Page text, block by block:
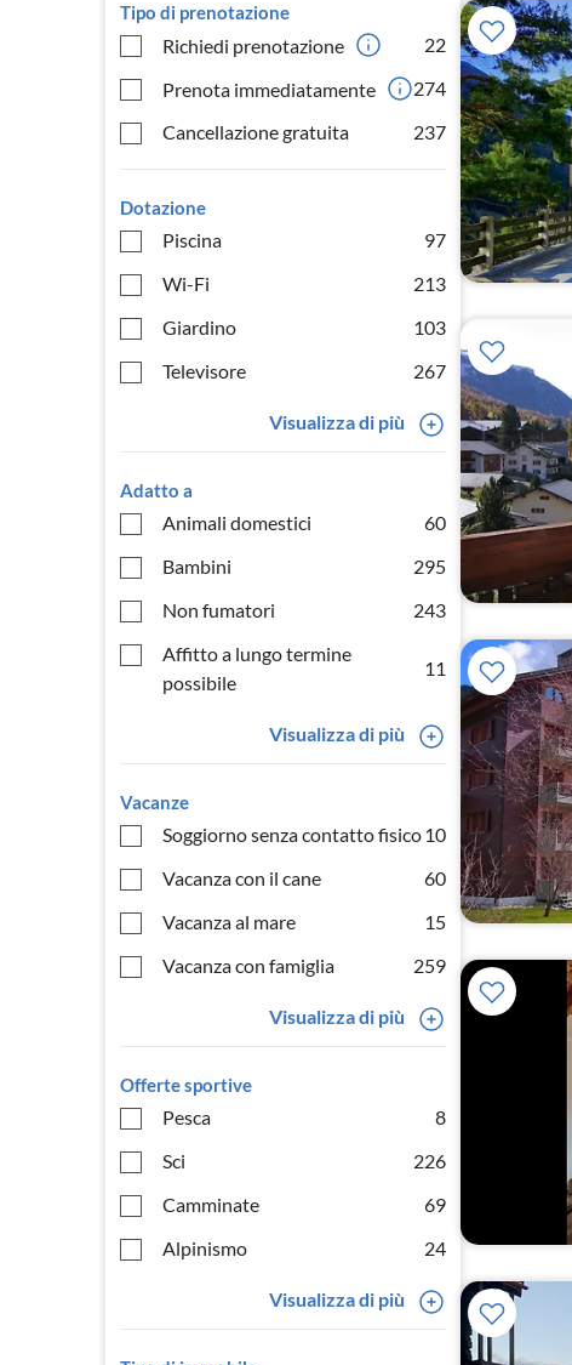
Tipo di prenotazione
Richiedi prenotazione
22
Prenota immediatamente
274
Cancellazione gratuita
237
Dotazione
Piscina
97
Wi-Fi
213
Giardino
103
Televisore
267
Visualizza di più
Adatto a
Animali domestici
60
Bambini
295
Non fumatori
243
Affitto a lungo termine
possibile
11
Visualizza di più
Vacanze
Soggiorno senza contatto fisico10
Vacanza con il cane
60
Vacanza al mare
15
Vacanza con famiglia
259
Visualizza di più
Offerte sportive
Pesca
8
Sci
226
Camminate
69
Alpinismo
24
Visualizza di più